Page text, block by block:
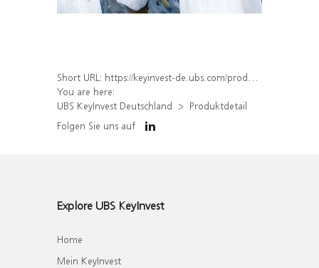
Short URL: https://keyinvest-de.ubs.com/produkt/detail/index/isin/DE000WA8U7Z8
You are here:
UBS KeyInvest Deutschland
Produktdetail
Folgen Sie uns auf
Explore UBS KeyInvest
Home
Mein KeyInvest